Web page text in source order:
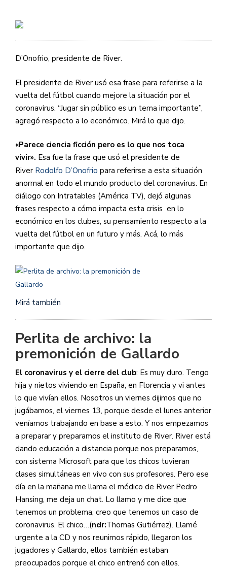
D’Onofrio, presidente de River.
El presidente de River usó esa frase para referirse a la
vuelta del fútbol cuando mejore la situación por el
coronavirus. “Jugar sin público es un tema importante”,
agregó respecto a lo económico. Mirá lo que dijo.
«Parece ciencia ficción pero es lo que nos toca
vivir». Esa fue la frase que usó el presidente de
River Rodolfo D’Onofrio para referirse a esta situación
anormal en todo el mundo producto del coronavirus. En
diálogo con Intratables (América TV), dejó algunas
frases respecto a cómo impacta esta crisis en lo
económico en los clubes, su pensamiento respecto a la
vuelta del fútbol en un futuro y más. Acá, lo más
importante que dijo.
Mirá también
Perlita de archivo: la
premonición de Gallardo
El coronavirus y el cierre del club: Es muy duro. Tengo
hija y nietos viviendo en España, en Florencia y vi antes
lo que vivían ellos. Nosotros un viernes dijimos que no
jugábamos, el viernes 13, porque desde el lunes anterior
veníamos trabajando en base a esto. Y nos empezamos
a preparar y preparamos el instituto de River. River está
dando educación a distancia porque nos preparamos,
con sistema Microsoft para que los chicos tuvieran
clases simultáneas en vivo con sus profesores. Pero ese
día en la mañana me llama el médico de River Pedro
Hansing, me deja un chat. Lo llamo y me dice que
tenemos un problema, creo que tenemos un caso de
coronavirus. El chico…(ndr:Thomas Gutiérrez). Llamé
urgente a la CD y nos reunimos rápido, llegaron los
jugadores y Gallardo, ellos también estaban
preocupados porque el chico entrenó con ellos.